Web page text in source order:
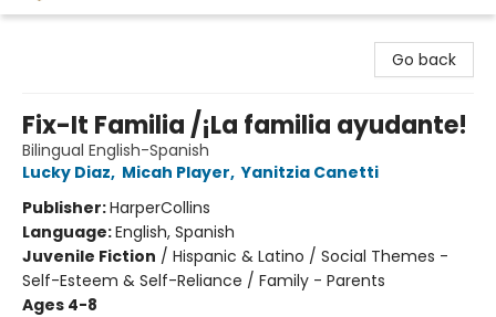
Go back
Fix-It Familia /¡La familia ayudante!
Bilingual English-Spanish
Lucky Diaz, Micah Player, Yanitzia Canetti
Publisher:HarperCollins
Language:English, Spanish
Juvenile Fiction / Hispanic & Latino / Social Themes -
Self-Esteem & Self-Reliance / Family - Parents
Ages 4-8